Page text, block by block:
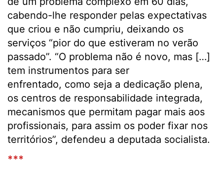
cabendo-lhe responder pelas expectativas
que criou e não cumpriu, deixando os
serviços “pior do que estiveram no verão
passado”. “O problema não é novo, mas […]
tem instrumentos para ser
enfrentado, como seja a dedicação plena,
os centros de responsabilidade integrada,
mecanismos que permitam pagar mais aos
profissionais, para assim os poder fixar nos
territórios”, defendeu a deputada socialista.
***